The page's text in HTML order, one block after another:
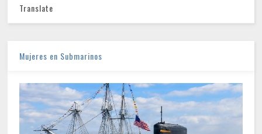
Translate
Mujeres en Submarinos